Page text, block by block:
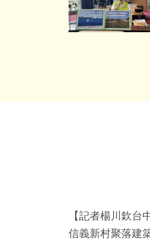
【記者楊川欽
信義新村聚落建